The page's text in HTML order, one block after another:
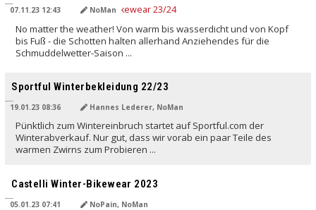
07.11.23 12:43 NoMan
No matter the weather! Von warm bis wasserdicht und von Kopf
bis Fuß - die Schotten halten allerhand Anziehendes für die
Schmuddelwetter-Saison ...
Sportful Winterbekleidung 22/23
19.01.23 08:36 Hannes Lederer, NoMan
Pünktlich zum Wintereinbruch startet auf Sportful.com der
Winterabverkauf. Nur gut, dass wir vorab ein paar Teile des
warmen Zwirns zum Probieren ...
Castelli Winter-Bikewear 2023
05.01.23 07:41 NoPain, NoMan